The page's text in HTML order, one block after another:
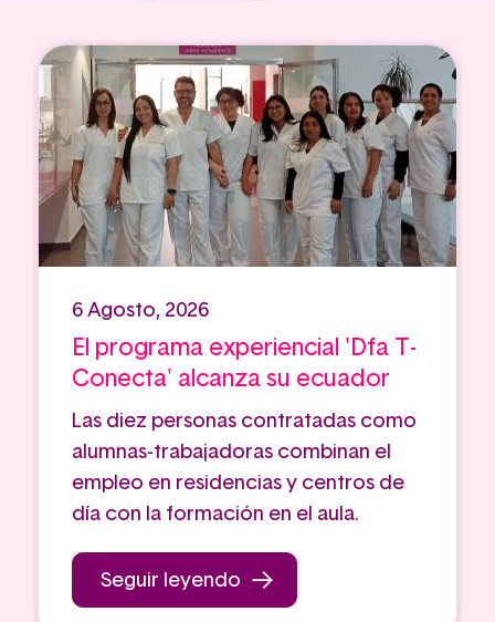
6 Agosto, 2026
El programa experiencial 'Dfa T-
Conecta' alcanza su ecuador
Las diez personas contratadas como
alumnas-trabajadoras combinan el
empleo en residencias y centros de
día con la formación en el aula.
Seguir leyendo